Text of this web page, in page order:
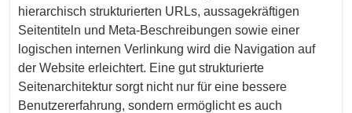
hierarchisch strukturierten URLs, aussagekräftigen
Seitentiteln und Meta-Beschreibungen sowie einer
logischen internen Verlinkung wird die Navigation auf
der Website erleichtert. Eine gut strukturierte
Seitenarchitektur sorgt nicht nur für eine bessere
Benutzererfahrung, sondern ermöglicht es auch